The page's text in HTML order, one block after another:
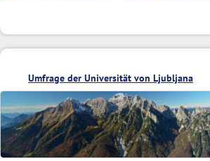
Umfrage der Universität von Ljubljana